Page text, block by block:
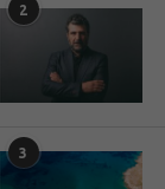
2
3